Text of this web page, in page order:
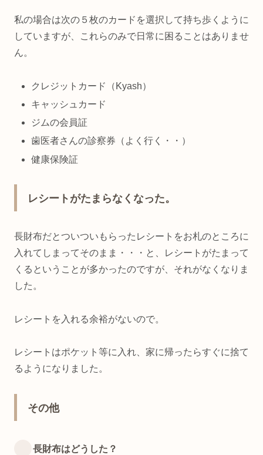
私の場合は次の５枚のカードを選択して持ち歩くように
していますが、これらのみで日常に困ることはありませ
ん。
クレジットカード（Kyash）
キャッシュカード
ジムの会員証
歯医者さんの診察券（よく行く・・）
健康保険証
レシートがたまらなくなった。
長財布だとついついもらったレシートをお札のところに
入れてしまってそのまま・・・と、レシートがたまって
くるということが多かったのですが、それがなくなりま
した。
レシートを入れる余裕がないので。
レシートはポケット等に入れ、家に帰ったらすぐに捨て
るようになりました。
その他
長財布はどうした？